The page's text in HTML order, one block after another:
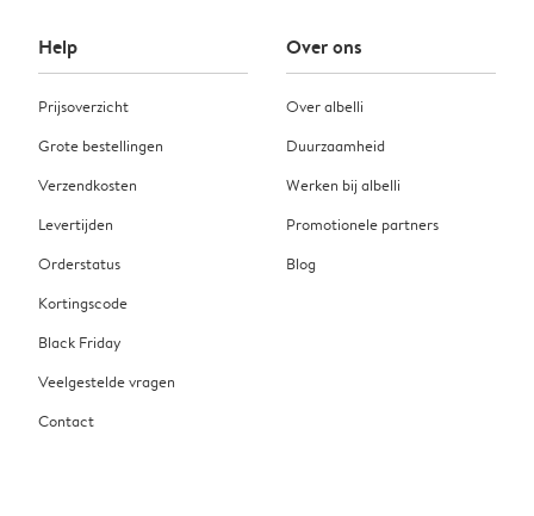
Help
Prijsoverzicht
Grote bestellingen
Verzendkosten
Levertijden
Orderstatus
Kortingscode
Black Friday
Veelgestelde vragen
Contact
Over ons
Over albelli
Duurzaamheid
Werken bij albelli
Promotionele partners
Blog